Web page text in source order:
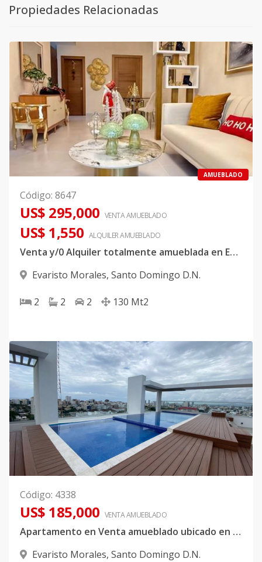
Propiedades Relacionadas
AMUEBLADO
Código: 8647
US$ 295,000 VENTA AMUEBLADO
US$ 1,550 ALQUILERAMUEBLADO
Venta y/0 Alquiler totalmente amueblada en Evaristo Morales
Evaristo Morales, Santo Domingo D.N.
2 2 2 130 Mt2
Código: 4338
US$ 185,000 VENTA AMUEBLADO
Apartamento en Venta amueblado ubicado en Evaristo Morales
Evaristo Morales, Santo Domingo D.N.